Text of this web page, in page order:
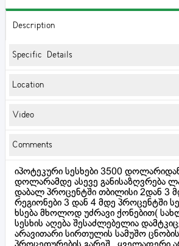
Description
Specific Details
Location
Video
Comments
იპოტეკური სესხები 3500
დოლარამდე ასევე განისაზღვრება
დაბალ პროცენტში თბილისი 2დან 3
რეგიონები 3 დან 4 მდე პროცენტში
ხსება მხოლოდ უძრავი ქონებით(
სესხის აღება შესაძლებელია
არავითარი სირთულის სამუშო